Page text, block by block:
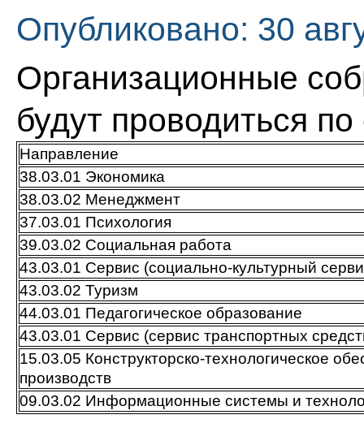
Опубликовано: 30
Организационные
будут проводиться
Направление
38.03.01 Экономика
38.03.02 Менеджмент
37.03.01 Психология
39.03.02 Социальная работа
43.03.01 Сервис (социально-культурный
43.03.02 Туризм
44.03.01 Педагогическое образование
43.03.01 Сервис (сервис транспортных
15.03.05 Конструкторско-технологическое
производств
09.03.02 Информационные системы и